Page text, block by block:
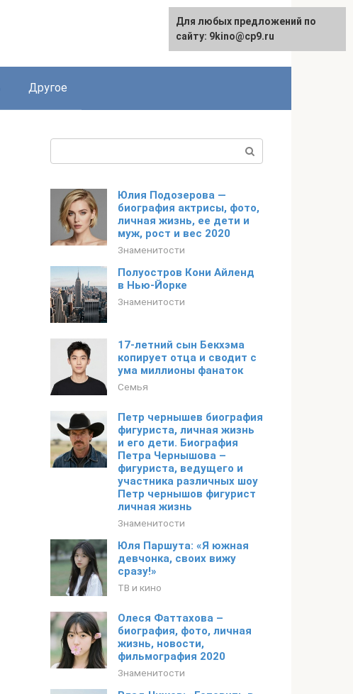
English
Другое
Юлия Подозерова —
биография актрисы, фото,
личная жизнь, ее дети и
муж, рост и вес 2020
Знаменитости
Полуостров Кони Айленд
в Нью-Йорке
Знаменитости
17-летний сын Бекхэма
копирует отца и сводит с
ума миллионы фанаток
Семья
Петр чернышев биография
фигуриста, личная жизнь
и его дети. Биография
Петра Чернышова –
фигуриста, ведущего и
участника различных шоу
Петр чернышов фигурист
личная жизнь
Знаменитости
Юля Паршута: «Я южная
девчонка, своих вижу
сразу!»
ТВ и кино
Олеся Фаттахова –
биография, фото, личная
жизнь, новости,
фильмография 2020
Знаменитости
Для любых предложений по
сайту: 9kino@cp9.ru